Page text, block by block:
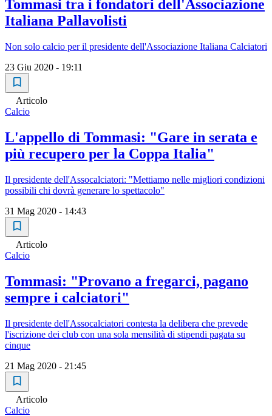
Tommasi tra i fondatori dell'Associazione
Italiana Pallavolisti
Non solo calcio per il presidente dell'Associazione Italiana Calciatori
23 Giu 2020 - 19:11
Articolo
Calcio
L'appello di Tommasi: "Gare in serata e
più recupero per la Coppa Italia"
Il presidente dell'Assocalciatori: "Mettiamo nelle migliori condizioni
possibili chi dovrà generare lo spettacolo"
31 Mag 2020 - 14:43
Articolo
Calcio
Tommasi: "Provano a fregarci, pagano
sempre i calciatori"
Il presidente dell'Assocalciatori contesta la delibera che prevede
l'iscrizione dei club con una sola mensilità di stipendi pagata su
cinque
21 Mag 2020 - 21:45
Articolo
Calcio